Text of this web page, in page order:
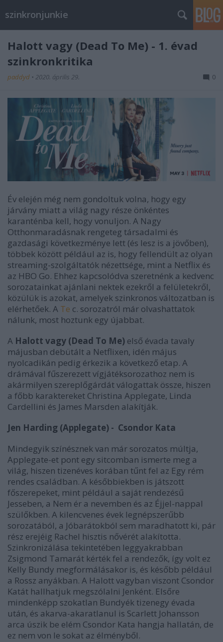
szinkronjunkie
Halott vagy (Dead To Me) - 1. évad
szinkronkritika
paddyd • 2020. április 29. 0
Év elején még nem gondoltuk volna, hogy egy
járvány miatt a világ nagy része önkéntes
karanténba kell, hogy vonuljon. A Nagy
Otthonmaradásnak rengeteg társadalmi és
gazdasági következménye lett (és lesz is a jövőben),
többek között például az is, hogy fellendült az olyan
streaming-szolgáltatók nézettsége, mint a Netflix és
az HBO Go. Ehhez kapcsolódva szeretnénk a kedvenc
sorozatainkat ajánlani nektek ezekről a felületekről,
közülük is azokat, amelyek szinkronos változatban is
elérhetőek. A Te c. sorozatról már olvashattatok
nálunk, most hoztunk egy újabbat.
A Halott vagy (Dead To Me) első évada tavaly
májusban debütált a Netflixen, idén május
nyolcadikán pedig érkezik a következő etap. A
drámával fűszerezett vígjátéksorozathoz nem is
akármilyen szereplőgárdát válogattak össze, hiszen
a főbb karaktereket Christina Applegate, Linda
Cardellini és James Marsden alakítják.
Jen Harding (Applegate) - Csondor Kata
Mindegyik színésznek van már sorozatos múltja,
Applegate-et pont egy sitcomban ismerte meg a
világ, hiszen tizenéves korában tűnt fel az Egy rém
rendes családban. A későbbiekben is játszott
főszerepeket, mint például a saját rendezésű
Jesseben, a Nem ér a nevemben és az Éjjel-nappal
szülőkben. A kilencvenes évek legnépszerűbb
sorozatából, a Jóbarátokból sem maradhatott ki, pár
rész erejéig Rachel hisztis nővérét alakította.
Szinkronizálása tekintetében leggyakrabban
Zsigmond Tamarát kérték fel a rendezők, így volt ez
Kelly Bundy megformálásakor is, és később például
a Rossz anyákban. A Halott vagyban viszont Csondor
Katát hallhatjuk megszólalni Jenként. Elsőre
mindenképp szokatlan Bundyék tizenegy évada
után, és akarva-akaratlanul is Scarlett Johansson
arca úszik be elém Csondor Kata hangja hallatán, de
ez nem von le sokat az élményből.